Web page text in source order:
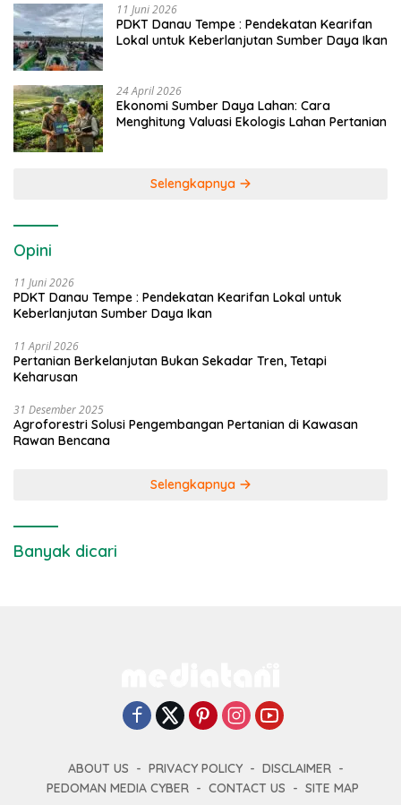
11 Juni 2026
PDKT Danau Tempe : Pendekatan Kearifan
Lokal untuk Keberlanjutan Sumber Daya Ikan
24 April 2026
Ekonomi Sumber Daya Lahan: Cara
Menghitung Valuasi Ekologis Lahan Pertanian
Selengkapnya
Opini
11 Juni 2026
PDKT Danau Tempe : Pendekatan Kearifan Lokal untuk
Keberlanjutan Sumber Daya Ikan
11 April 2026
Pertanian Berkelanjutan Bukan Sekadar Tren, Tetapi
Keharusan
31 Desember 2025
Agroforestri Solusi Pengembangan Pertanian di Kawasan
Rawan Bencana
Selengkapnya
Banyak dicari
ABOUT US PRIVACY POLICY
DISCLAIMER
PEDOMAN MEDIA CYBER
CONTACT US
SITE MAP